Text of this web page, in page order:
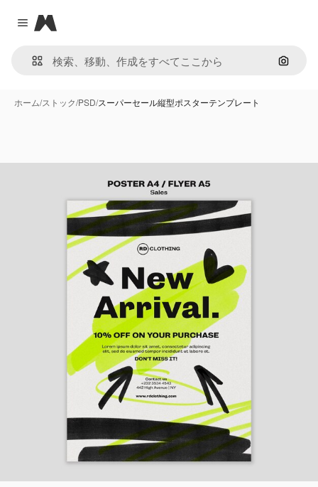
Close menu
Magnific
画像で
ホーム/ストック/PSD/スーパーセール縦型ポスターテンプレート